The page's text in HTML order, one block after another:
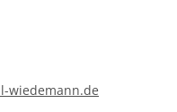
wiedemann.de